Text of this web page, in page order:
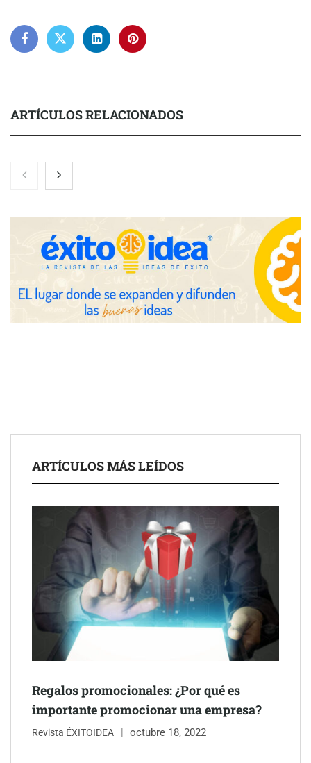
ARTÍCULOS RELACIONADOS
Nicols presenta seis modelos de anillos de compromiso para el
eclipse solar del 12 de agosto
Zoomex mejora su Strategy Center con herramientas
avanzadas para trading estratégico
COMPALISS de LYSOTRIC: cuando un solo producto multiplica
las posibilidades del salón profesional
Schaeffler mejora su rentabilidad en el primer semestre de 2026
NOVA: innovación y diseño que transforman espacios de la
mano de Tormo Franquicias
ARTÍCULOS MÁS LEÍDOS
Regalos promocionales: ¿Por qué es
importante promocionar una empresa?
Revista ÉXITOIDEA octubre 18, 2022